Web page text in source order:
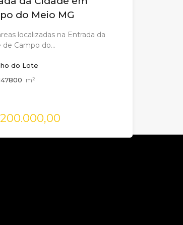
do Meio MG
localizadas na Entrada da
de Campo do…
do Lote
m²